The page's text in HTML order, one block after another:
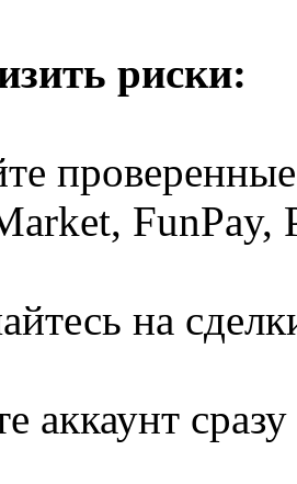
риски:
FunPay,
на
аккаунт